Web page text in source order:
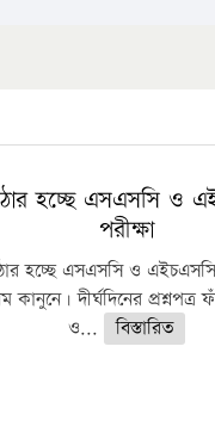
হচ্ছে এসএসসি ও
পরীক্ষা
হচ্ছে এসএসসি ও এইচএসসি
কানুনে। দীর্ঘদিনের
ও...
বিস্তারিত